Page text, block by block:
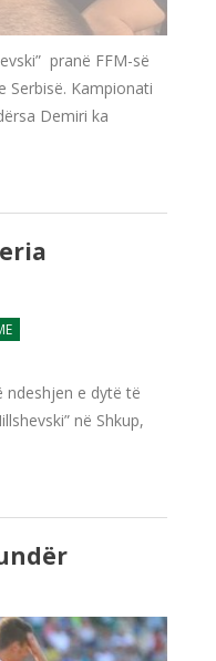
pranë FFM-së
Serbisë. Kampionati
Demiri ka
ndeshjen e dytë të
në Shkup,